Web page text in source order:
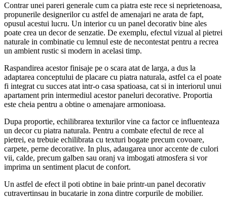
Contrar unei pareri generale cum ca piatra este rece si neprietenoasa,
propunerile designerilor cu astfel de amenajari ne arata de fapt,
opusul acestui lucru. Un interior cu un panel decorativ bine ales
poate crea un decor de senzatie. De exemplu, efectul vizual al pietrei
naturale in combinatie cu lemnul este de necontestat pentru a recrea
un ambient rustic si modern in acelasi timp.
Raspandirea acestor finisaje pe o scara atat de larga, a dus la
adaptarea conceptului de placare cu piatra naturala, astfel ca el poate
fi integrat cu succes atat intr-o casa spatioasa, cat si in interiorul unui
apartament prin intermediul acestor paneluri decorative. Proportia
este cheia pentru a obtine o amenajare armonioasa.
Dupa proportie, echilibrarea texturilor vine ca factor ce influenteaza
un decor cu piatra naturala. Pentru a combate efectul de rece al
pietrei, ea trebuie echilibrata cu texturi bogate precum covoare,
carpete, perne decorative. In plus, adaugarea unor accente de culori
vii, calde, precum galben sau oranj va imbogati atmosfera si vor
imprima un sentiment placut de confort.
Un astfel de efect il poti obtine in baie printr-un panel decorativ
cutravertinsau in bucatarie in zona dintre corpurile de mobilier.